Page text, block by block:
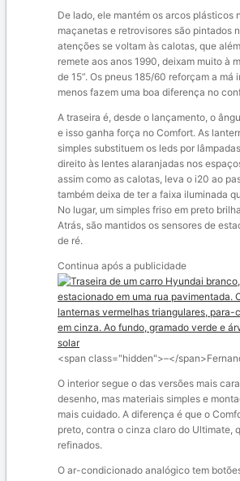
De lado, ele mantém os arcos plásticos
maçanetas e retrovisores são pintados
atenções se voltam às calotas, que
remete aos anos 1990, deixam muito à
de 15”. Os pneus 185/60 reforçam a má
menos fazem uma boa diferença no
A traseira é, desde o lançamento, o
e isso ganha força no Comfort. As
simples substituem os leds por
direito às lentes alaranjadas nos
assim como as calotas, leva o i20 ao
também deixa de ter a faixa iluminada
No lugar, um simples friso em preto
Atrás, são mantidos os sensores de
de ré.
Continua após a publicidade
<span class="hidden">–</span>
O interior segue o das versões mais
desenho, mas materiais simples e
mais cuidado. A diferença é que o
preto, contra o cinza claro do Ultimate,
refinados.
O ar-condicionado analógico tem